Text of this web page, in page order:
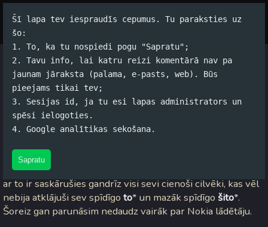
Šī lapa tev iespraudīs cepumus. Tu paraksties uz
šo:
1. To, ka tu nospiedi pogu "Sapratu";
2. Tavu info, lai katru reizi komentārā nav pa
jaunam jāraksta (palama, e-pasts, web). Būs
pieejams tikai tev;
3. Sesijas id, ja tu esi lapas administrators un
spēsi ielogoties.
4. Google analītikas sekošana.
Sapratu
Seksuālais tālrunis untā
manas nedienas
Jānis Rubļevskis (koko) / 24.10.2008. 13:06 /
Vai esat kādreiz saskārušies ar
ar to ir saskārušies gandrīz visi sevi cienoši cilvēki, kas vēl
nebija atklājuši sev spīdīgo to* un mazāk spīdīgo šito*.
Šoreiz gan parunāsim nedaudz vairāk par Nokia lādētāju.